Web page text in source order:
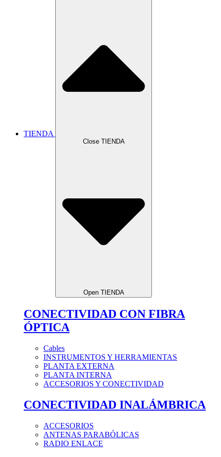
TIENDA
Close TIENDA
Open TIENDA
CONECTIVIDAD CON FIBRA
ÓPTICA
Cables
INSTRUMENTOS Y HERRAMIENTAS
PLANTA EXTERNA
PLANTA INTERNA
ACCESORIOS Y CONECTIVIDAD
CONECTIVIDAD INALÁMBRICA
ACCESORIOS
ANTENAS PARABÓLICAS
RADIO ENLACE